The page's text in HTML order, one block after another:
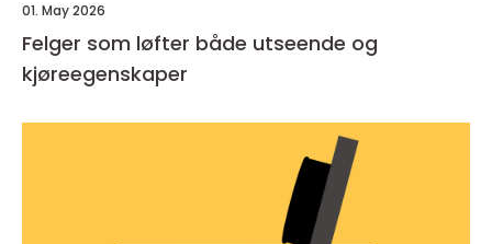
01. May 2026
Felger som løfter både utseende og
kjøreegenskaper